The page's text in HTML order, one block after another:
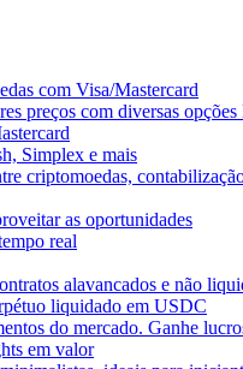
com Visa/Mastercard
preços com diversas
Simplex e mais
criptomoedas,
as oportunidades
real
alavancados e não
liquidado em USDC
do mercado. Ganhe
em valor